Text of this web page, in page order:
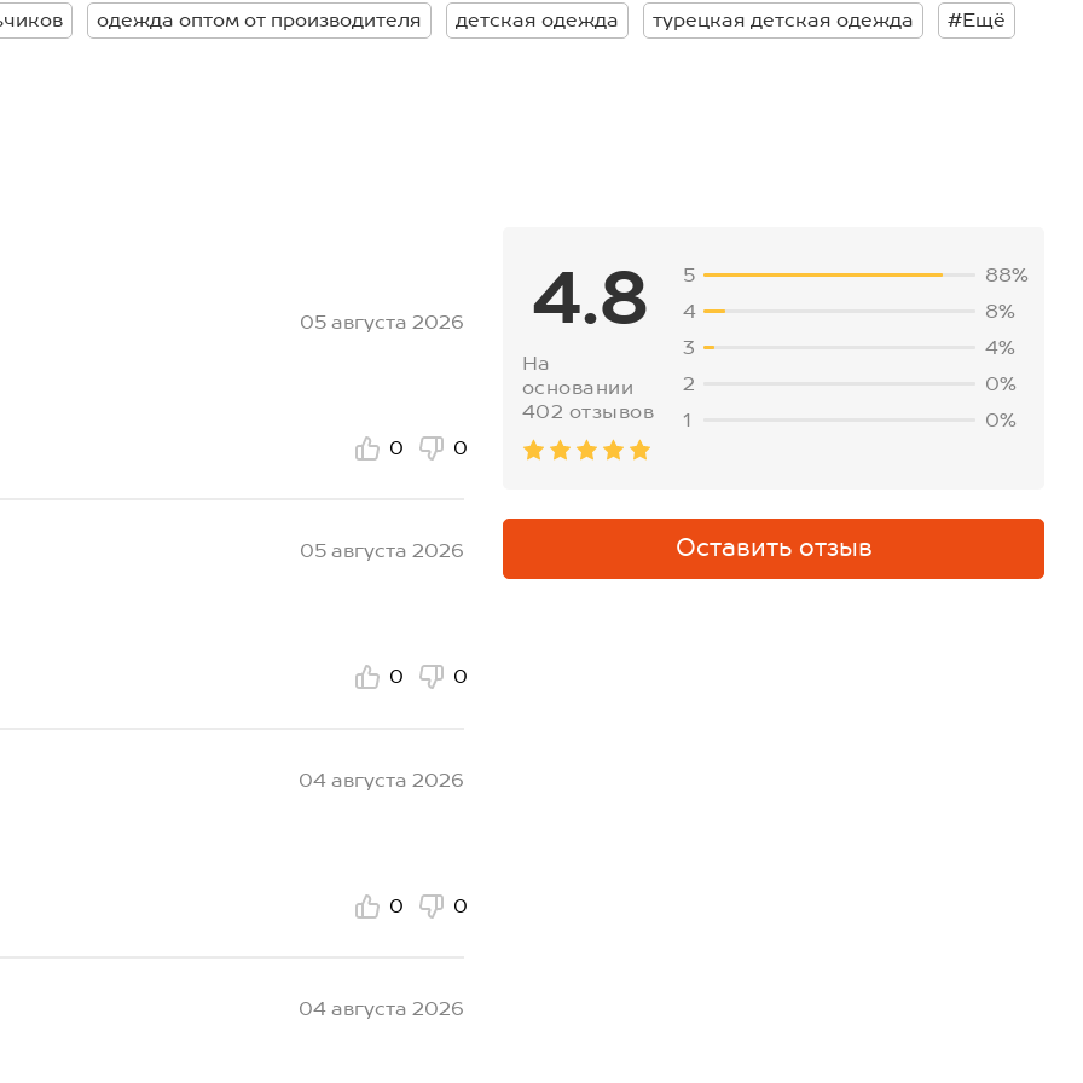
см; длина рукава
одежда оптом от производителя детская одежда турецкая детская одежда #Ещё
4.8
На
основании
402 отзывов
5
88%
4
8%
3
4%
2
0%
1
0%
Оставить отзыв
05 августа 2026
0 0
05 августа 2026
0 0
04 августа 2026
0 0
04 августа 2026